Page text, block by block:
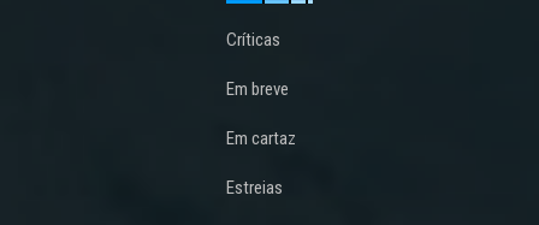
Críticas
Em breve
Em cartaz
Estreias